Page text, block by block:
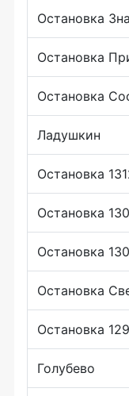
Остановка
Остановка
Остановка
Ладушкин
Остановка
Остановка
Остановка
Остановка
Остановка
Голубево